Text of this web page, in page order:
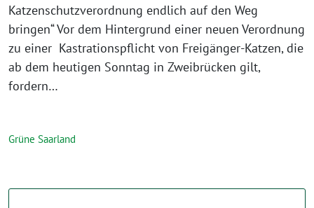
Katzenschutzverordnung endlich auf den Weg
bringen“ Vor dem Hintergrund einer neuen Verordnung
zu einer Kastrationspflicht von Freigänger-Katzen, die
ab dem heutigen Sonntag in Zweibrücken gilt,
fordern…
Grüne Saarland